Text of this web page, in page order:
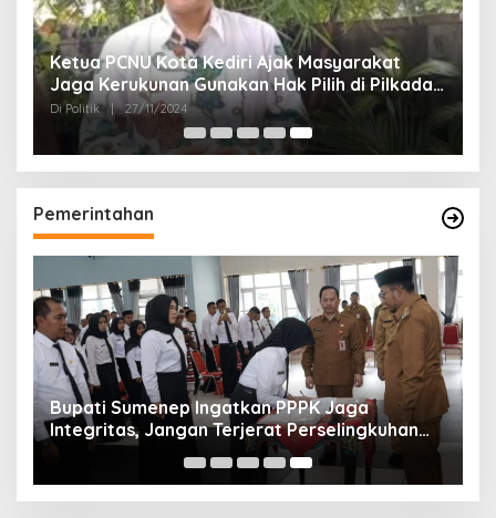
Ketua PCNU Kota Kediri Ajak Masyarakat
Jaga Kerukunan Gunakan Hak Pilih di Pilkada
2024
Di Politik | 27/11/2024
Pemerintahan
Bupati Sumenep Ingatkan PPPK Jaga
Integritas, Jangan Terjerat Perselingkuhan
dan Judi Online